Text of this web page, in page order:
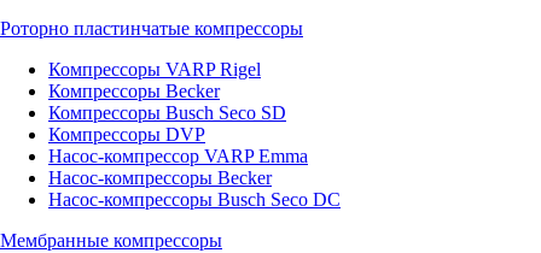
Роторно пластинчатые компрессоры
Компрессоры VARP Rigel
Компрессоры Becker
Компрессоры Busch Seco SD
Компрессоры DVP
Насос-компрессор VARP Emma
Насос-компрессоры Becker
Насос-компрессоры Busch Seco DC
Мембранные компрессоры